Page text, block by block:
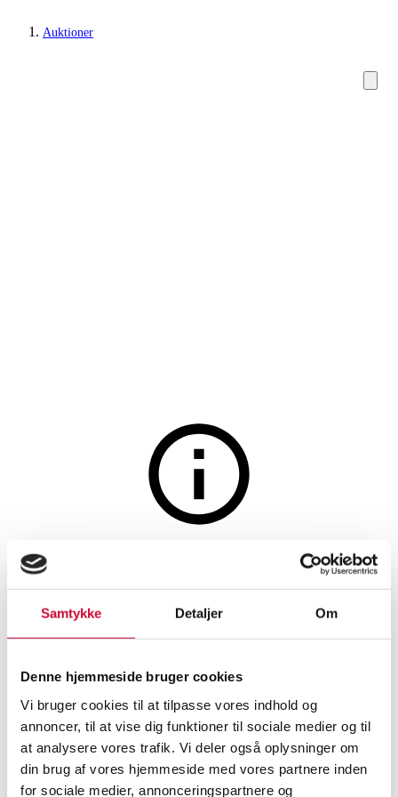
Samtykke Detaljer Om
Denne hjemmeside bruger cookies
Vi bruger cookies til at tilpasse vores indhold og
annoncer, til at vise dig funktioner til sociale medier og til
at analysere vores trafik. Vi deler også oplysninger om
din brug af vores hjemmeside med vores partnere inden
for sociale medier, annonceringspartnere og
Auktioner
Lænestole
Arne Jacobsen (1902-1971) for
Fritz Hansen: Vintage 'Ægget'
1960'erne
SHOWROOMVURDERING VARENUMMER